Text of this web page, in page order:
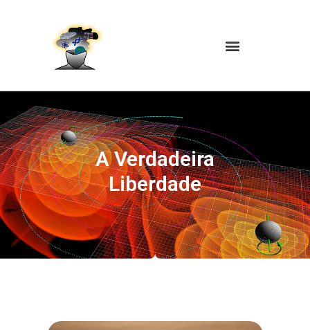
A Verdadeira
Liberdade